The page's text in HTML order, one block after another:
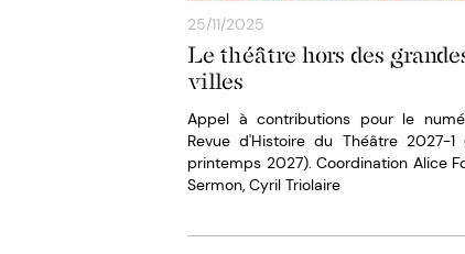
25/11/2025
Le théâtre hors des
villes
Appel à contributions pour le
Revue d'Histoire du Théâtre 2027-1
printemps 2027). Coordination Alice
Sermon, Cyril Triolaire